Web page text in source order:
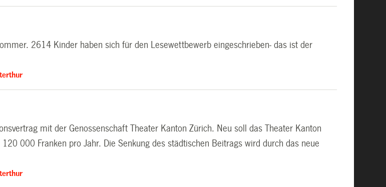
2614 Kinder haben sich für den Lesewettbewerb eingeschrieben- das ist der
mit der Genossenschaft Theater Kanton Zürich. Neu soll das Theater Kanton
000 Franken pro Jahr. Die Senkung des städtischen Beitrags wird durch das neue